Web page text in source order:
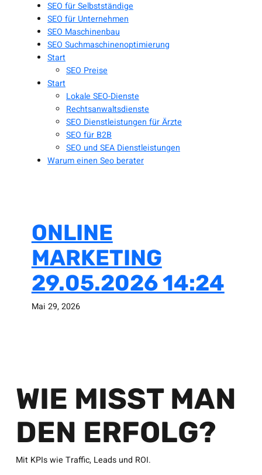
SEO für Selbstständige
SEO für Unternehmen
SEO Maschinenbau
SEO Suchmaschinenoptimierung
Start
SEO Preise
Start
Lokale SEO-Dienste
Rechtsanwaltsdienste
SEO Dienstleistungen für Ärzte
SEO für B2B
SEO und SEA Dienstleistungen
Warum einen Seo berater
ONLINE
MARKETING
29.05.2026 14:24
Mai 29, 2026
WIE MISST MAN
DEN ERFOLG?
Mit KPIs wie Traffic, Leads und ROI.